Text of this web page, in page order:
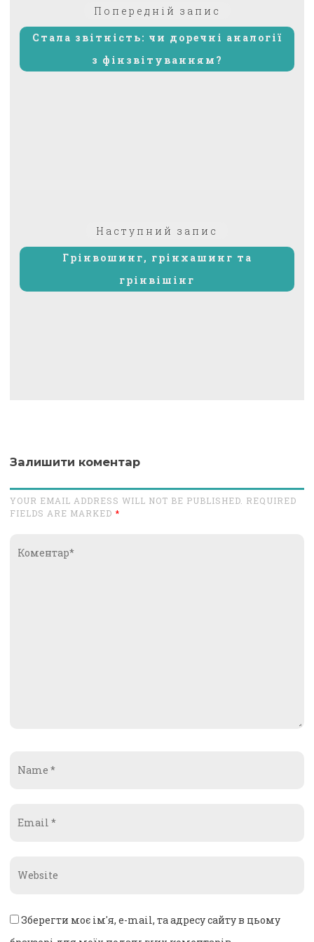
Попередній запис
Стала звітність: чи доречні аналогії
з фінзвітуванням?
Наступний запис
Грінвошинг, грінхашинг та
грінвішінг
Залишити коментар
YOUR EMAIL ADDRESS WILL NOT BE PUBLISHED. REQUIRED
FIELDS ARE MARKED *
Зберегти моє ім'я, e-mail, та адресу сайту в цьому